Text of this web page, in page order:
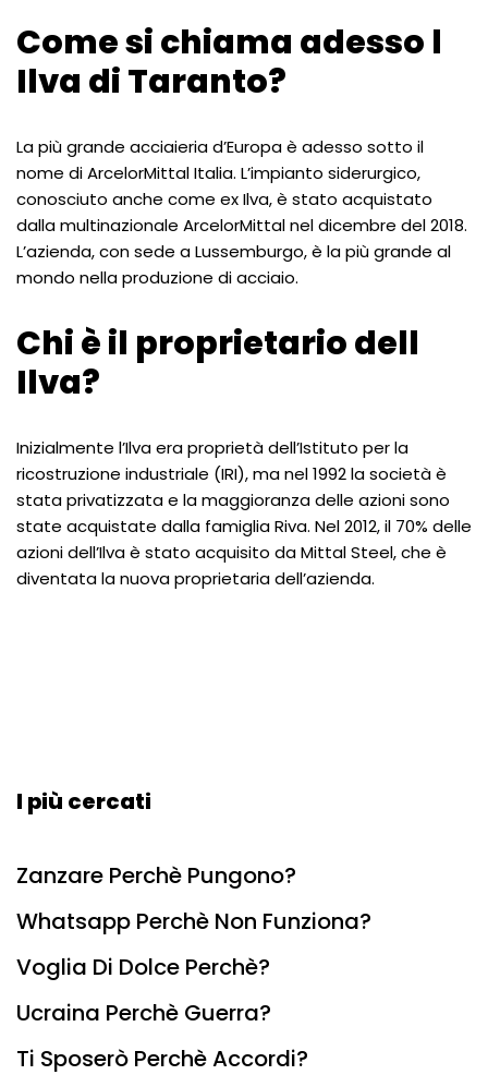
Come si chiama adesso l
Ilva di Taranto?
La più grande acciaieria d’Europa è adesso sotto il
nome di ArcelorMittal Italia. L’impianto siderurgico,
conosciuto anche come ex Ilva, è stato acquistato
dalla multinazionale ArcelorMittal nel dicembre del 2018.
L’azienda, con sede a Lussemburgo, è la più grande al
mondo nella produzione di acciaio.
Chi è il proprietario dell
Ilva?
Inizialmente l’Ilva era proprietà dell’Istituto per la
ricostruzione industriale (IRI), ma nel 1992 la società è
stata privatizzata e la maggioranza delle azioni sono
state acquistate dalla famiglia Riva. Nel 2012, il 70% delle
azioni dell’Ilva è stato acquisito da Mittal Steel, che è
diventata la nuova proprietaria dell’azienda.
I più cercati
Zanzare Perchè Pungono?
Whatsapp Perchè Non Funziona?
Voglia Di Dolce Perchè?
Ucraina Perchè Guerra?
Ti Sposerò Perchè Accordi?